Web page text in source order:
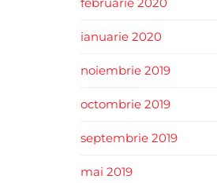
ianuarie 2020
noiembrie 2019
octombrie 2019
septembrie 2019
mai 2019